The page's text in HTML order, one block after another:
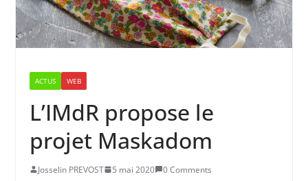
ACTUS WEB
L’IMdR propose le
projet Maskadom
Josselin PREVOST 5 mai 2020 0 Comments